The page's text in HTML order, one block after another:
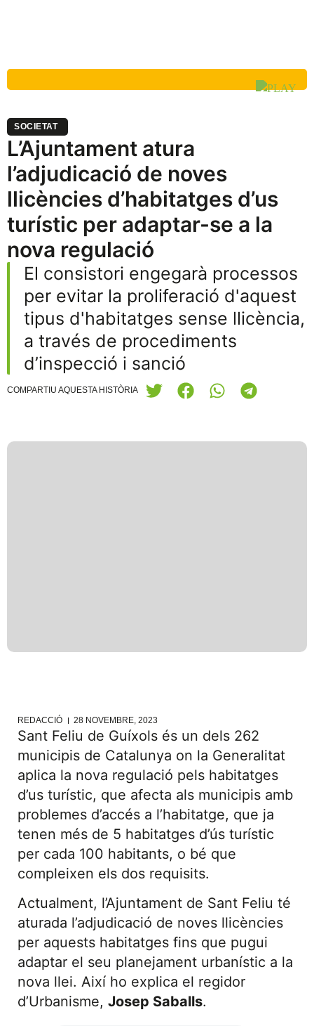
SOCIETAT
L’Ajuntament atura
l’adjudicació de noves
llicències d’habitatges d’us
turístic per adaptar-se a la
nova regulació
El consistori engegarà processos
per evitar la proliferació d'aquest
tipus d'habitatges sense llicència,
a través de procediments
d’inspecció i sanció
COMPARTIU AQUESTA HISTÒRIA
REDACCIÓ 28 NOVEMBRE, 2023
Sant Feliu de Guíxols és un dels 262
municipis de Catalunya on la Generalitat
aplica la nova regulació pels habitatges
d’us turístic, que afecta als municipis amb
problemes d’accés a l’habitatge, que ja
tenen més de 5 habitatges d’ús turístic
per cada 100 habitants, o bé que
compleixen els dos requisits.
Actualment, l’Ajuntament de Sant Feliu té
aturada l’adjudicació de noves llicències
per aquests habitatges fins que pugui
adaptar el seu planejament urbanístic a la
nova llei. Així ho explica el regidor
d’Urbanisme, Josep Saballs.